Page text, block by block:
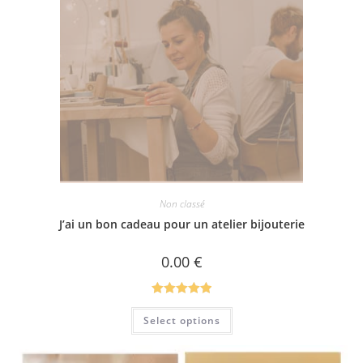
options
peuvent
choisies
page
produit
Non classé
J’ai un bon cadeau pour un atelier bijouterie
0.00 €
Note5.00
sur 5
Select options
Ce
a
variations.